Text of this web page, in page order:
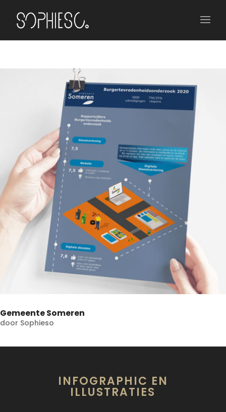
Gemeente Someren
door Sophieso
INFOGRAPHIC EN
ILLUSTRATIES